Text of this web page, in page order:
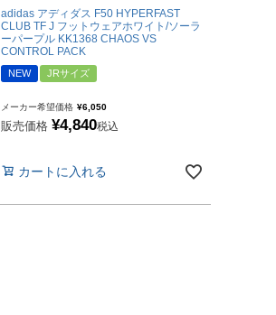
adidas アディダス F50 HYPERFAST
CLUB TF J フットウェアホワイト/ソーラ
ーパープル KK1368 CHAOS VS
CONTROL PACK
NEW JRサイズ
メーカー希望価格 ¥6,050
販売価格 ¥4,840税込
カートに入れる